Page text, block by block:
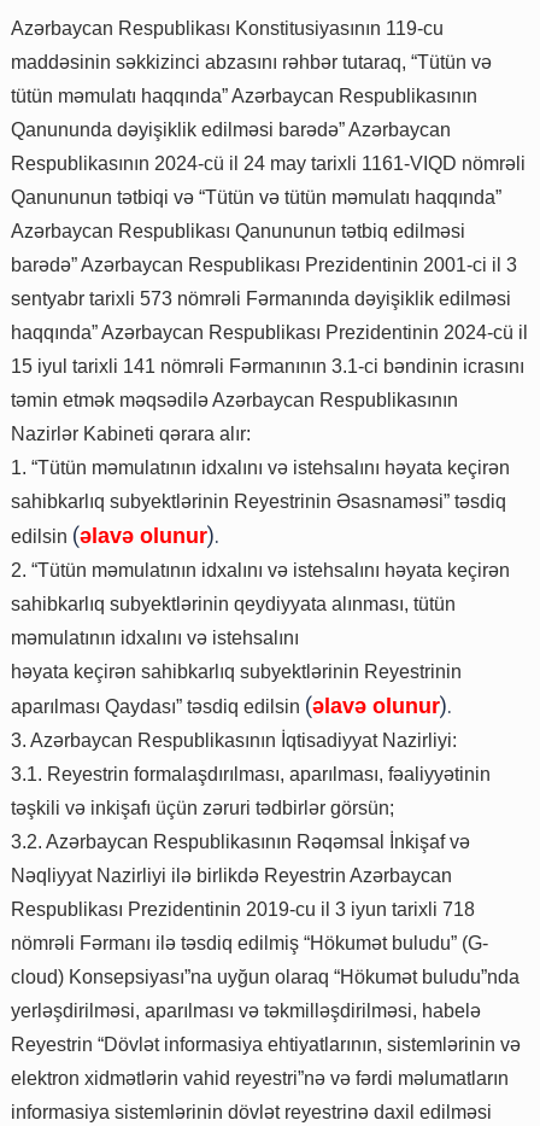
Azərbaycan Respublikası Konstitusiyasının 119-cu
maddəsinin səkkizinci abzasını rəhbər tutaraq, “Tütün və
tütün məmulatı haqqında” Azərbaycan Respublikasının
Qanununda dəyişiklik edilməsi barədə” Azərbaycan
Respublikasının 2024-cü il 24 may tarixli 1161-VIQD nömrəli
Qanununun tətbiqi və “Tütün və tütün məmulatı haqqında”
Azərbaycan Respublikası Qanununun tətbiq edilməsi
barədə” Azərbaycan Respublikası Prezidentinin 2001-ci il 3
sentyabr tarixli 573 nömrəli Fərmanında dəyişiklik edilməsi
haqqında” Azərbaycan Respublikası Prezidentinin 2024-cü il
15 iyul tarixli 141 nömrəli Fərmanının 3.1-ci bəndinin icrasını
təmin etmək məqsədilə Azərbaycan Respublikasının
Nazirlər Kabineti qərara alır:
1. “Tütün məmulatının idxalını və istehsalını həyata keçirən
sahibkarlıq subyektlərinin Reyestrinin Əsasnaməsi” təsdiq
edilsin (əlavə olunur).
2. “Tütün məmulatının idxalını və istehsalını həyata keçirən
sahibkarlıq subyektlərinin qeydiyyata alınması, tütün
məmulatının idxalını və istehsalını
həyata keçirən sahibkarlıq subyektlərinin Reyestrinin
aparılması Qaydası” təsdiq edilsin (əlavə olunur).
3. Azərbaycan Respublikasının İqtisadiyyat Nazirliyi:
3.1. Reyestrin formalaşdırılması, aparılması, fəaliyyətinin
təşkili və inkişafı üçün zəruri tədbirlər görsün;
3.2. Azərbaycan Respublikasının Rəqəmsal İnkişaf və
Nəqliyyat Nazirliyi ilə birlikdə Reyestrin Azərbaycan
Respublikası Prezidentinin 2019-cu il 3 iyun tarixli 718
nömrəli Fərmanı ilə təsdiq edilmiş “Hökumət buludu” (G-
cloud) Konsepsiyası”na uyğun olaraq “Hökumət buludu”nda
yerləşdirilməsi, aparılması və təkmilləşdirilməsi, habelə
Reyestrin “Dövlət informasiya ehtiyatlarının, sistemlərinin və
elektron xidmətlərin vahid reyestri”nə və fərdi məlumatların
informasiya sistemlərinin dövlət reyestrinə daxil edilməsi